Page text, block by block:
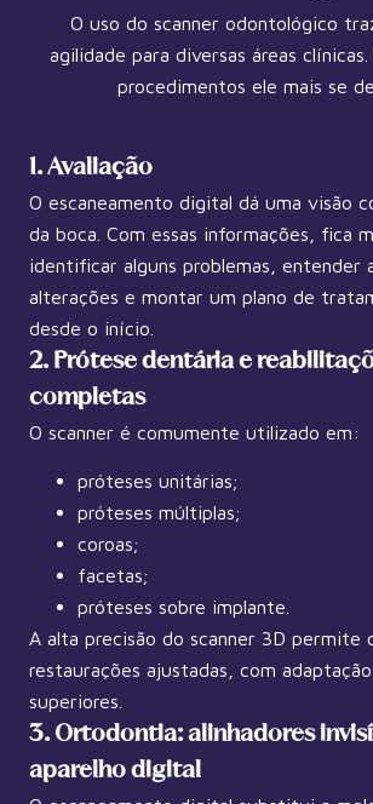
O uso do scanner odontológico
agilidade para diversas áreas
procedimentos ele mais se
1. Avaliação
O escaneamento digital dá uma visão
da boca. Com essas informações, fica
identificar alguns problemas, entender
alterações e montar um plano de
desde o início.
2. Prótese dentária e
completas
O scanner é comumente utilizado em:
próteses unitárias;
próteses múltiplas;
coroas;
facetas;
próteses sobre implante.
A alta precisão do scanner 3D permite
restaurações ajustadas, com
superiores.
3. Ortodontia: alinhadores
aparelho digital